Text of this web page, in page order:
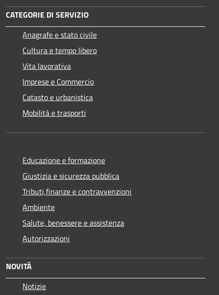
CATEGORIE DI SERVIZIO
Anagrafe e stato civile
Cultura e tempo libero
Vita lavorativa
Imprese e Commercio
Catasto e urbanistica
Mobilità e trasporti
Educazione e formazione
Giustizia e sicurezza pubblica
Tributi,finanze e contravvenzioni
Ambiente
Salute, benessere e assistenza
Autorizzazioni
NOVITÀ
Notizie